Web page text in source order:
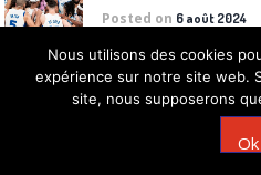
Posted on 6 août 2024
L’Équipe de France
Posted on 30 juillet 2024
27 juillet 2024
Nous utilisons des cookies
expérience sur notre site web.
site, nous supposerons
Ok